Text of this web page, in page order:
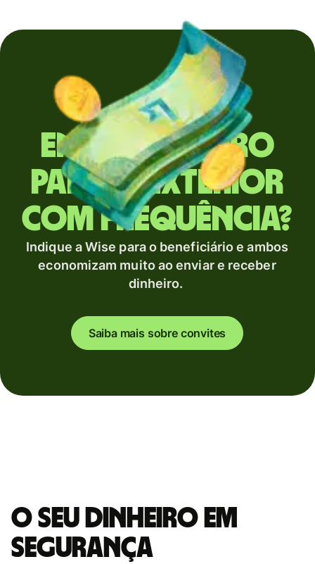
Envia dinheiro
para o exterior
com frequência?
Indique a Wise para o beneficiário e ambos
economizam muito ao enviar e receber
dinheiro.
Saiba mais sobre convites
O seu dinheiro em
segurança